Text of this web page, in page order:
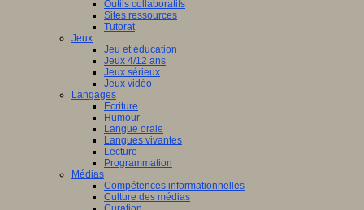
Outils collaboratifs
Sites ressources
Tutorat
Jeux
Jeu et éducation
Jeux 4/12 ans
Jeux sérieux
Jeux vidéo
Langages
Ecriture
Humour
Langue orale
Langues vivantes
Lecture
Programmation
Médias
Compétences informationnelles
Culture des médias